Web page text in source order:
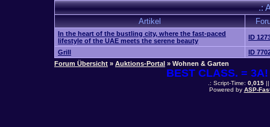
.:
Artikel
In the heart of the bustling city, where the fast-paced
lifestyle of the UAE meets the serene beauty
ID
Grill
ID
Forum Übersicht » Auktions-Portal » Wohnen & Garten
BEST CLASS. =
.: Script-Time: 0,015||
Powered by ASP-